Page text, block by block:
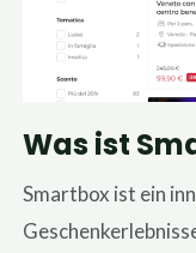
Was ist
Smartbox ist ein